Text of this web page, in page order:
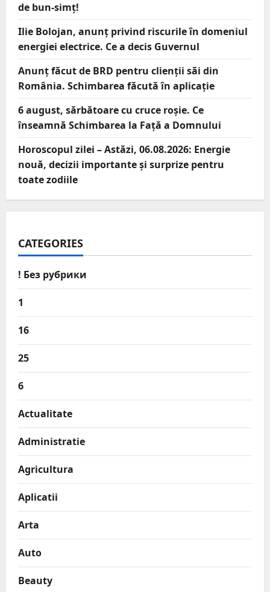
de bun-simț!
Ilie Bolojan, anunț privind riscurile în domeniul
energiei electrice. Ce a decis Guvernul
Anunț făcut de BRD pentru clienții săi din
România. Schimbarea făcută în aplicație
6 august, sărbătoare cu cruce roșie. Ce
înseamnă Schimbarea la Față a Domnului
Horoscopul zilei – Astăzi, 06.08.2026: Energie
nouă, decizii importante și surprize pentru
toate zodiile
CATEGORIES
! Без рубрики
1
16
25
6
Actualitate
Administratie
Agricultura
Aplicatii
Arta
Auto
Beauty